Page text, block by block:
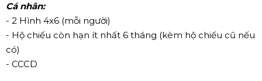
Cá nhân:
- 2 Hình 4x6 (mỗi người)
- Hộ chiếu còn hạn ít nhất 6 tháng (kèm hộ chiếu cũ nếu
có)
- CCCD